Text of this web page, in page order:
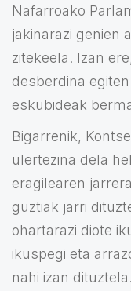
Nafarroako
jakinarazi genien
zitekeela. Izan
desberdina
eskubideak
Bigarrenik,
ulertezina dela
eragilearen
guztiak jarri
ohartarazi diote
ikuspegi eta
nahi izan